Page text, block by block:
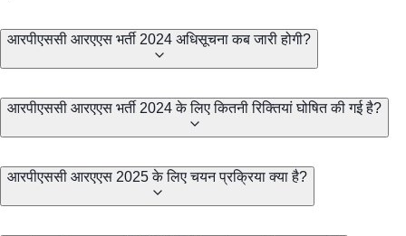
आरपीएससी आरएएस ​​भर्ती 2024 अधिसूचना कब जारी होगी?
आरपीएससी आरएएस भर्ती 2024 के लिए कितनी रिक्तियां घोषित की गई है?
आरपीएससी आरएएस ​​2025 के लिए चयन प्रक्रिया क्या है?